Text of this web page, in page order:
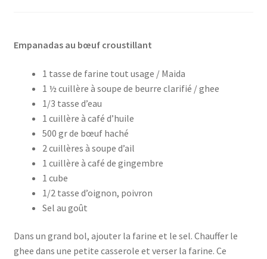
Empanadas au bœuf croustillant
1 tasse de farine tout usage / Maida
1 ½ cuillère à soupe de beurre clarifié / ghee
1/3 tasse d’eau
1 cuillère à café d’huile
500 gr de bœuf haché
2 cuillères à soupe d’ail
1 cuillère à café de gingembre
1 cube
1/2 tasse d’oignon, poivron
Sel au goût
Dans un grand bol, ajouter la farine et le sel. Chauffer le
ghee dans une petite casserole et verser la farine. Ce